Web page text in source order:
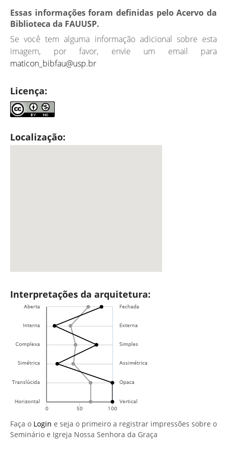
Essas informações foram definidas pelo Acervo da
Biblioteca da FAUUSP.
Se você tem alguma informação adicional sobre esta
imagem, por favor, envie um email para
maticon_bibfau@usp.br
Licença:
Localização:
Interpretações da arquitetura:
Faça o Login e seja o primeiro a registrar impressões sobre o
Seminário e Igreja Nossa Senhora da Graça